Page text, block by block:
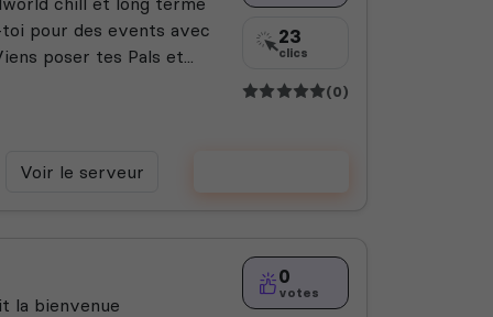
pour des events avec
poser tes Pals et...
23
clics
(0)
Voir le serveur
la bienvenue
0
votes